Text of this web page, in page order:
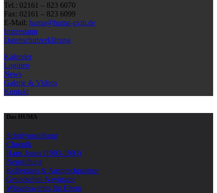
Tel.: 02161 – 823 6070
Fax: 02161 – 823 6099
E-Mail: huma@huma-gym.de
Impressum
Datenschutzerklärung
Kalender
Logineo
News
Galerie & Videos
Kontakt
Das HUMA
Schulvorstellung
Chronik
Hans Jonas (1903-1993)
Neustiftung
Kollegium & Ansprechpartner
Grundschul-Navigator
Wissenswertes für Eltern